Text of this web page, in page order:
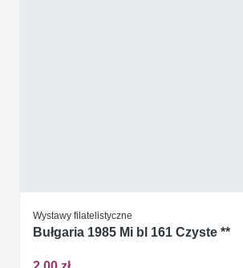
Wystawy filatelistyczne
Bułgaria 1985 Mi bl 161 Czyste **